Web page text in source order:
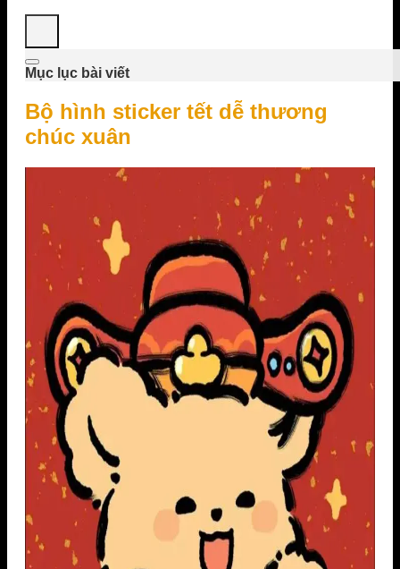
Mục lục bài viết
Bộ hình sticker tết dễ thương
chúc xuân